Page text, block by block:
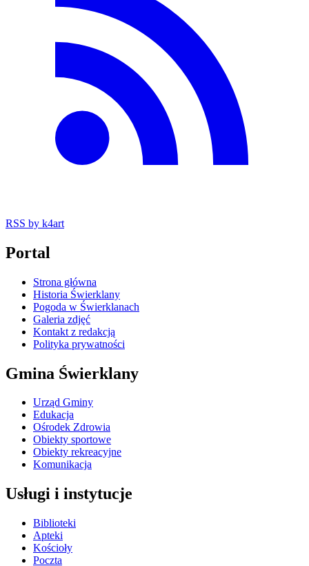
RSS by k4art
Portal
Strona główna
Historia Świerklany
Pogoda w Świerklanach
Galeria zdjęć
Kontakt z redakcją
Polityka prywatności
Gmina Świerklany
Urząd Gminy
Edukacja
Ośrodek Zdrowia
Obiekty sportowe
Obiekty rekreacyjne
Komunikacja
Usługi i instytucje
Biblioteki
Apteki
Kościoły
Poczta